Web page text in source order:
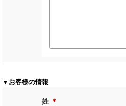
▼お客様の情報
姓 ＊